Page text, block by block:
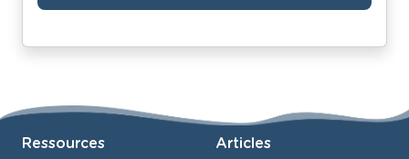
Ressources Articles